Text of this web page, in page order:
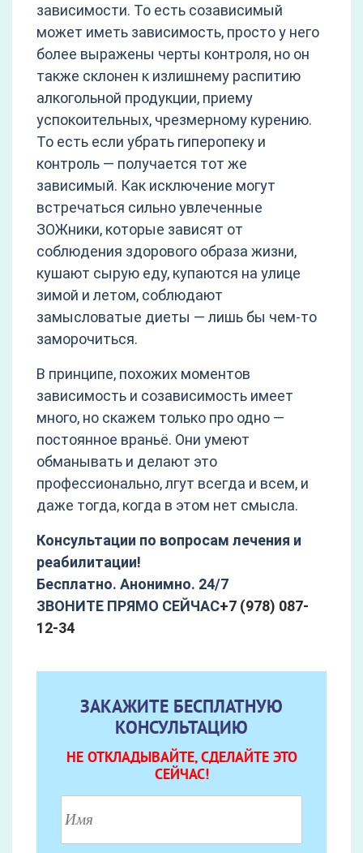
зависимости. То есть созависимый
может иметь зависимость, просто у него
более выражены черты контроля, но он
также склонен к излишнему распитию
алкогольной продукции, приему
успокоительных, чрезмерному курению.
То есть если убрать гиперопеку и
контроль — получается тот же
зависимый. Как исключение могут
встречаться сильно увлеченные
ЗОЖники, которые зависят от
соблюдения здорового образа жизни,
кушают сырую еду, купаются на улице
зимой и летом, соблюдают
замысловатые диеты — лишь бы чем-то
заморочиться.
В принципе, похожих моментов
зависимость и созависимость имеет
много, но скажем только про одно —
постоянное враньё. Они умеют
обманывать и делают это
профессионально, лгут всегда и всем, и
даже тогда, когда в этом нет смысла.
Консультации по вопросам лечения и
реабилитации!
Бесплатно. Анонимно. 24/7
ЗВОНИТЕ ПРЯМО СЕЙЧАС+7 (978) 087-
12-34
ЗАКАЖИТЕ БЕСПЛАТНУЮ
КОНСУЛЬТАЦИЮ
НЕ ОТКЛАДЫВАЙТЕ, СДЕЛАЙТЕ ЭТО
СЕЙЧАС!